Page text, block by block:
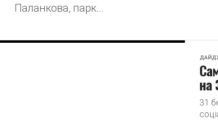
Паланкова, парк...
на
31